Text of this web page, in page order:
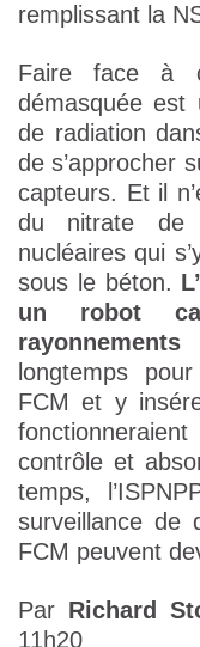
remplissant la
Faire face à
démasquée est
de radiation
de s’approcher
capteurs. Et il
du nitrate de
nucléaires qui
sous le béton.
un robot
longtemps
FCM et y
contrôle et
temps,
surveillance de
FCM peuvent
Par Richard
11h20